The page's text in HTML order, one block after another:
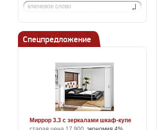
Спецпредложение
Миррор 3.3 с зеркалами шкаф-купе